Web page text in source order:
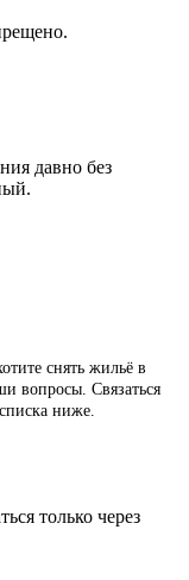
давно без
снять жильё в
вопросы. Связаться
ниже.
только через